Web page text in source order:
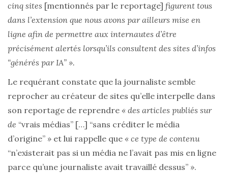
cinq sites [mentionnés par le reportage] figurent tous
dans l’extension que nous avons par ailleurs mise en
ligne afin de permettre aux internautes d’être
précisément alertés lorsqu’ils consultent des sites d’infos
“générés par IA” ».
Le requérant constate que la journaliste semble
reprocher au créateur de sites qu’elle interpelle dans
son reportage de reprendre « des articles publiés sur
de “vrais médias” […] “sans créditer le média
d’origine” » et lui rappelle que « ce type de contenu
“n’existerait pas si un média ne l’avait pas mis en ligne
parce qu’une journaliste avait travaillé dessus” ».